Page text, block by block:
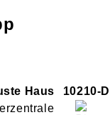
Haus
10210-D